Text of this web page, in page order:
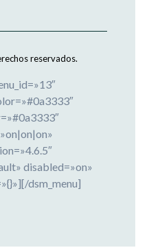
reservados.
disabled=»on»
dsm_menu]